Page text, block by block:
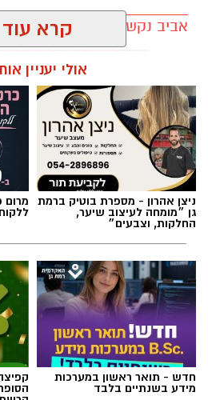
כל היודע דבר על מקום
למוקד 100 של משטרת ישראל.
הצטרפו לקבוצת החדשות
WhatsApp כל החדשות לחצו כאן
אביב נקש / 20:22 09.08.26
תגים:חדשות רמת גן
קרא עוד
אולי יעניין
ניצן אהרון - מספרת בוטיק ברמת
גן ״מומחה לעיצוב שיער,
החלקות, וצבעים״
מרום
חדש - תואר ראשון במערכות
מידע בשנתיים בלבד